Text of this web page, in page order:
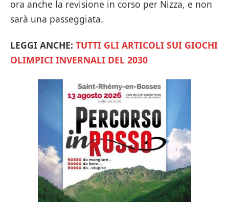
ora anche la revisione in corso per Nizza, e non
sarà una passeggiata.
LEGGI ANCHE: TUTTI GLI ARTICOLI SUI GIOCHI
OLIMPICI INVERNALI DEL 2030